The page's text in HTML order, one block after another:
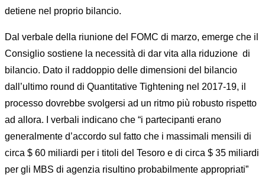
detiene nel proprio bilancio.
Dal verbale della riunione del FOMC di marzo, emerge che il
Consiglio sostiene la necessità di dar vita alla riduzione di
bilancio. Dato il raddoppio delle dimensioni del bilancio
dall’ultimo round di Quantitative Tightening nel 2017-19, il
processo dovrebbe svolgersi ad un ritmo più robusto rispetto
ad allora. I verbali indicano che “i partecipanti erano
generalmente d’accordo sul fatto che i massimali mensili di
circa $ 60 miliardi per i titoli del Tesoro e di circa $ 35 miliardi
per gli MBS di agenzia risultino probabilmente appropriati”